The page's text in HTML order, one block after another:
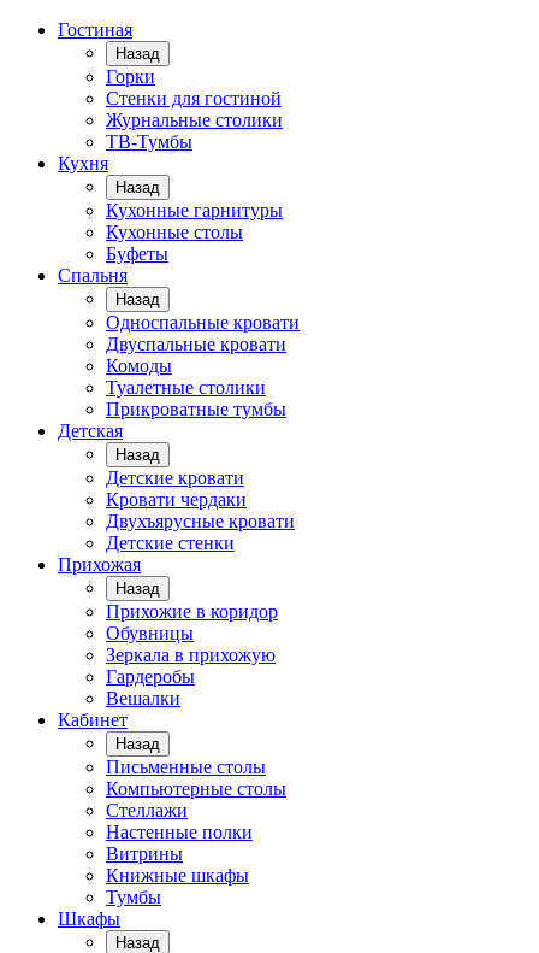
Гостиная
Назад
Горки
Стенки для гостиной
Журнальные столики
TВ-Тумбы
Кухня
Назад
Кухонные гарнитуры
Кухонные столы
Буфеты
Спальня
Назад
Односпальные кровати
Двуспальные кровати
Комоды
Туалетные столики
Прикроватные тумбы
Детская
Назад
Детские кровати
Кровати чердаки
Двухъярусные кровати
Детские стенки
Прихожая
Назад
Прихожие в коридор
Обувницы
Зеркала в прихожую
Гардеробы
Вешалки
Кабинет
Назад
Письменные столы
Компьютерные столы
Стеллажи
Настенные полки
Витрины
Книжные шкафы
Тумбы
Шкафы
Назад